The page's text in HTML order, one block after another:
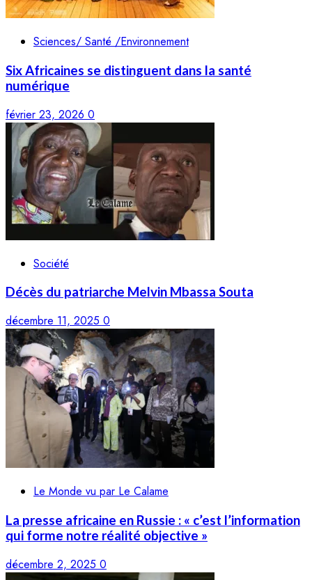
Sciences/ Santé /Environnement
Six Africaines se distinguent dans la santé
numérique
février 23, 2026 0
Société
Décès du patriarche Melvin Mbassa Souta
décembre 11, 2025 0
Le Monde vu par Le Calame
La presse africaine en Russie : « c’est l’information
qui forme notre réalité objective »
décembre 2, 2025 0